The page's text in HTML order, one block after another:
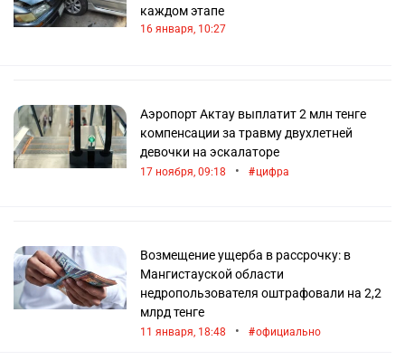
каждом этапе
16 января, 10:27
Аэропорт Актау выплатит 2 млн тенге
компенсации за травму двухлетней
девочки на эскалаторе
17 ноября, 09:18 • цифра
Возмещение ущерба в рассрочку: в
Мангистауской области
недропользователя оштрафовали на 2,2
млрд тенге
11 января, 18:48 • официально